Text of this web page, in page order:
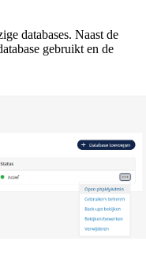
databases. Naast de
gebruikt en de